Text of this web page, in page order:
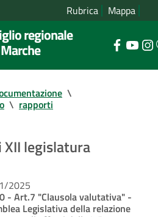
Rubrica Mappa
regionale
\
\ rapporti
legislatura
2025
- Art.7 "Clausola valutativa" -
Legislativa della relazione